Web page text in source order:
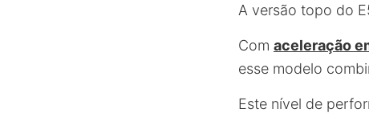
A versão topo do
Com aceleração
esse modelo
Este nível de